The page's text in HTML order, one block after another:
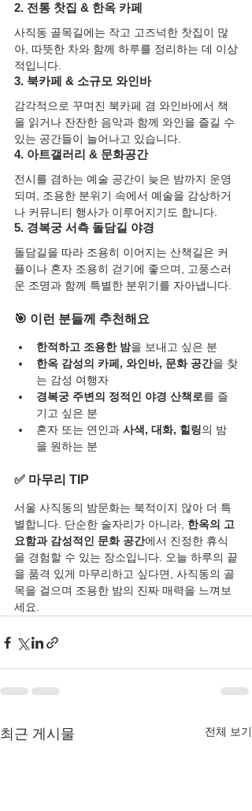
2. 전통 찻집 & 한옥 카페
사직동 골목길에는 작고 고즈넉한 찻집이 많
아, 따뜻한 차와 함께 하루를 정리하는 데 이상
적입니다.
3. 북카페 & 소규모 와인바
감각적으로 꾸며진 북카페 겸 와인바에서 책
을 읽거나 잔잔한 음악과 함께 와인을 즐길 수
있는 공간들이 늘어나고 있습니다.
4. 아트갤러리 & 문화공간
전시를 겸하는 예술 공간이 늦은 밤까지 운영
되며, 조용한 분위기 속에서 예술을 감상하거
나 커뮤니티 행사가 이루어지기도 합니다.
5. 경복궁 서측 돌담길 야경
돌담길을 따라 조용히 이어지는 산책길은 커
플이나 혼자 조용히 걷기에 좋으며, 고풍스러
운 조명과 함께 특별한 분위기를 자아냅니다.
🎯 이런 분들께 추천해요
한적하고 조용한 밤을 보내고 싶은 분
한옥 감성의 카페, 와인바, 문화 공간을 찾
는 감성 여행자
경복궁 주변의 정적인 야경 산책로를 즐
기고 싶은 분
혼자 또는 연인과 사색, 대화, 힐링의 밤
을 원하는 분
✅ 마무리 TIP
서울 사직동의 밤문화는 북적이지 않아 더 특
별합니다. 단순한 술자리가 아니라, 한옥의 고
요함과 감성적인 문화 공간에서 진정한 휴식
을 경험할 수 있는 장소입니다. 오늘 하루의 끝
을 품격 있게 마무리하고 싶다면, 사직동의 골
목을 걸으며 조용한 밤의 진짜 매력을 느껴보
세요.
최근 게시물 전체 보기